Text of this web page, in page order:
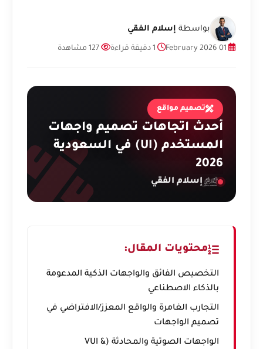
بواسطة إسلام الفقي
تصميم مواقع
أحدث اتجاهات تصميم واجهات
المستخدم (UI) في السعودية
2026
إسلام الفقي
محتويات المقال:
التخصيص الفائق والواجهات الذكية المدعومة
بالذكاء الاصطناعي
التجارب الغامرة والواقع المعزز/الافتراضي في
تصميم الواجهات
الواجهات الصوتية والمحادثة (VUI &